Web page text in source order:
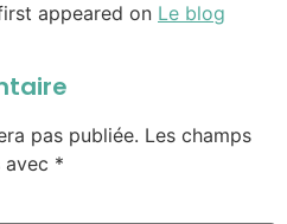
appeared on Le blog
pas publiée. Les champs
*